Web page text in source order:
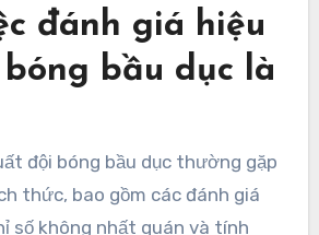
đánh giá hiệu
bầu dục là
đội bóng bầu dục thường gặp
thức, bao gồm các đánh giá
số không nhất quán và tính